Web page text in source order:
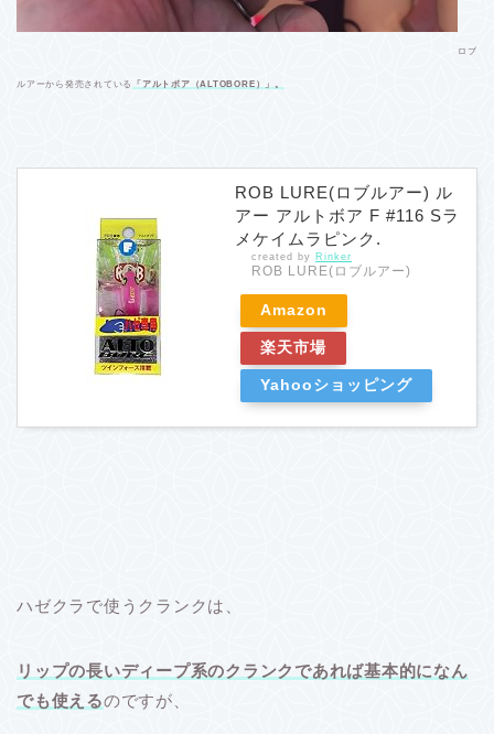
ロブ
ルアーから発売されている 「アルトボア（ALTOBORE）」。
ROB LURE(ロブルアー) ル
アー アルトボア F #116 Sラ
メケイムラピンク.
created by Rinker
ROB LURE(ロブルアー)
Amazon
楽天市場
Yahooショッピング
ハゼクラで使うクランクは、
リップの長いディープ系のクランクであれば基本的になん
でも使えるのですが、